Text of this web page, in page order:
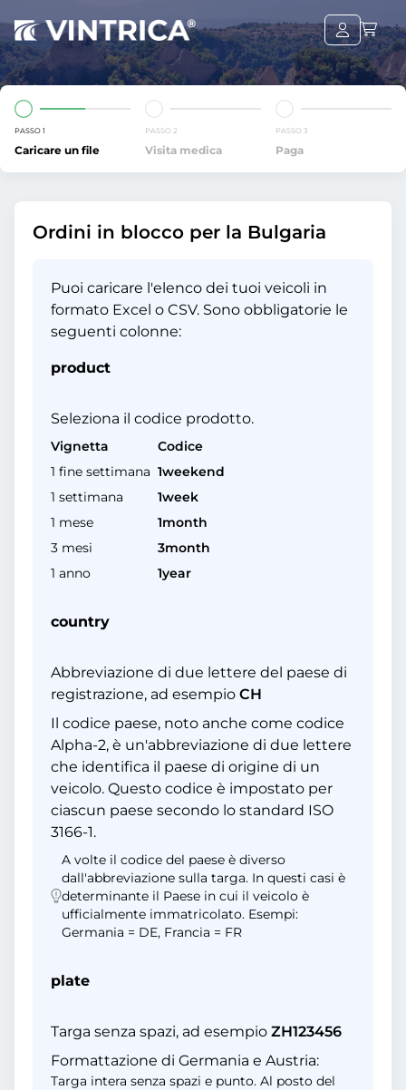
PASSO 1
Caricare un file
PASSO 2
Visita medica
PASSO 3
Paga
Ordini in blocco per la Bulgaria
Puoi caricare l'elenco dei tuoi veicoli in
formato Excel o CSV. Sono obbligatorie le
seguenti colonne:
product
Seleziona il codice prodotto.
Vignetta
Codice
1 fine settimana 1weekend
1 settimana
1week
1 mese
1month
3 mesi
3month
1 anno
1year
country
Abbreviazione di due lettere del paese di
registrazione, ad esempio CH
Il codice paese, noto anche come codice
Alpha-2, è un'abbreviazione di due lettere
che identifica il paese di origine di un
veicolo. Questo codice è impostato per
ciascun paese secondo lo standard ISO
3166-1.
A volte il codice del paese è diverso
dall'abbreviazione sulla targa. In questi casi è
determinante il Paese in cui il veicolo è
ufficialmente immatricolato. Esempi:
Germania = DE, Francia = FR
plate
Targa senza spazi, ad esempio ZH123456
Formattazione di Germania e Austria:
Targa intera senza spazi e punto. Al posto del